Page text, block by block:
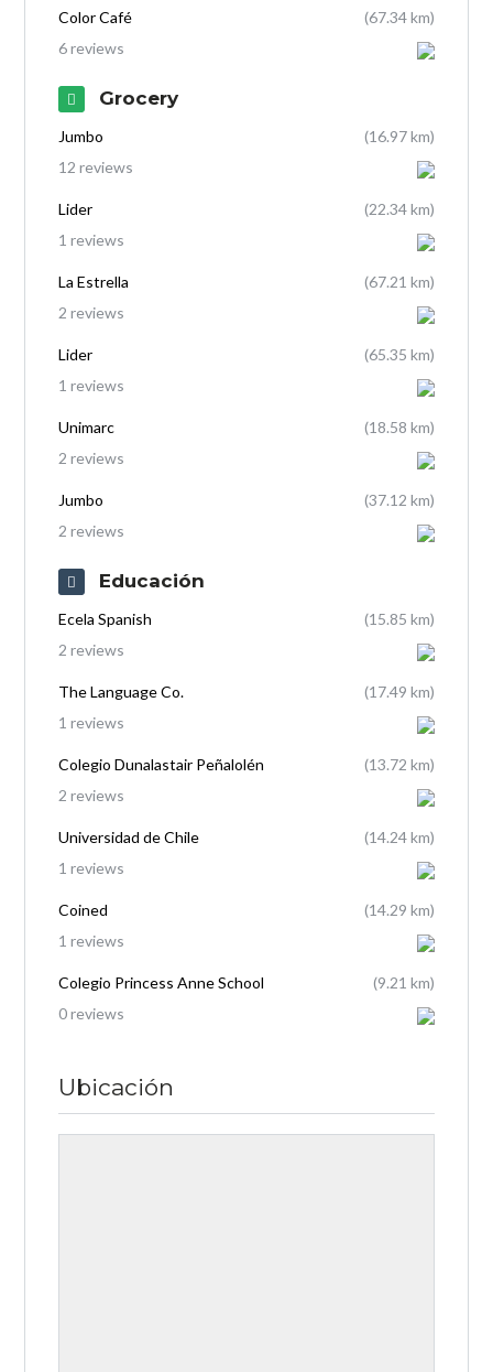
Color Café
(67.34 km)
6 reviews
Grocery
Jumbo
(16.97 km)
12 reviews
Lider
(22.34 km)
1 reviews
La Estrella
(67.21 km)
2 reviews
Lider
(65.35 km)
1 reviews
Unimarc
(18.58 km)
2 reviews
Jumbo
(37.12 km)
2 reviews
Educación
Ecela Spanish
(15.85 km)
2 reviews
The Language Co.
(17.49 km)
1 reviews
Colegio Dunalastair Peñalolén
(13.72 km)
2 reviews
Universidad de Chile
(14.24 km)
1 reviews
Coined
(14.29 km)
1 reviews
Colegio Princess Anne School
(9.21 km)
0 reviews
Ubicación